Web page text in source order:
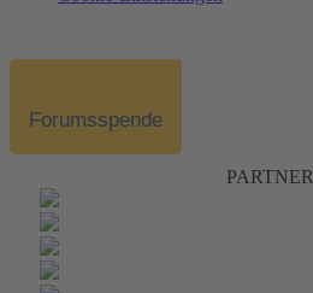
Forumsspende
PARTNER